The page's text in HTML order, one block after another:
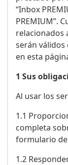
“Inbox
PREMIUM”.
relacionados
serán
en esta
1 Sus
Al usar los
1.1
completa
formulario
1.2